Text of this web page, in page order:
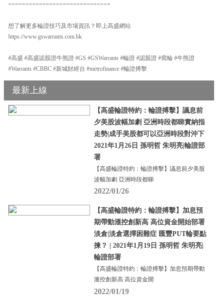
==============================
想了解更多輪證技巧及市場資訊？即上高盛網站
https://www.gswarrants.com.hk
#高盛 #高盛認股證牛熊證 #GS #GSWarrants #輪證 #認股證 #窩輪 #牛熊證
#Warrants #CBBC #新城財經台 #metrofinance #輪證搏擊
最新上線
【高盛輪證特約：輪證搏擊】議息前
夕美股波幅加劇 亞洲時段都睇實納指
走勢|成手美股都可以亞洲時段對沖下
2021年1月26日 孫明哲 朱明亮|輪證部
署
【高盛輪證特約：輪證搏擊】議息前夕美股
波幅加劇 亞洲時段都睇
2022/01/26
【高盛輪證特約：輪證搏擊】加息預
期帶動滙控創新高 高位資金開始部署
淡倉|淡倉選擇困難症 匯豐PUT輪要點
揀？ | 2021年1月19日 孫明哲 朱明亮|
輪證部署
【高盛輪證特約：輪證搏擊】加息預期帶動
滙控創新高 高位資金開
2022/01/19